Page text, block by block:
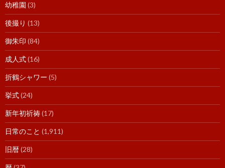
幼稚園 (3)
後撮り (13)
御朱印 (84)
成人式(16)
折鶴シャワー (5)
挙式(24)
新年初祈祷(17)
日常のこと (1,911)
旧暦(28)